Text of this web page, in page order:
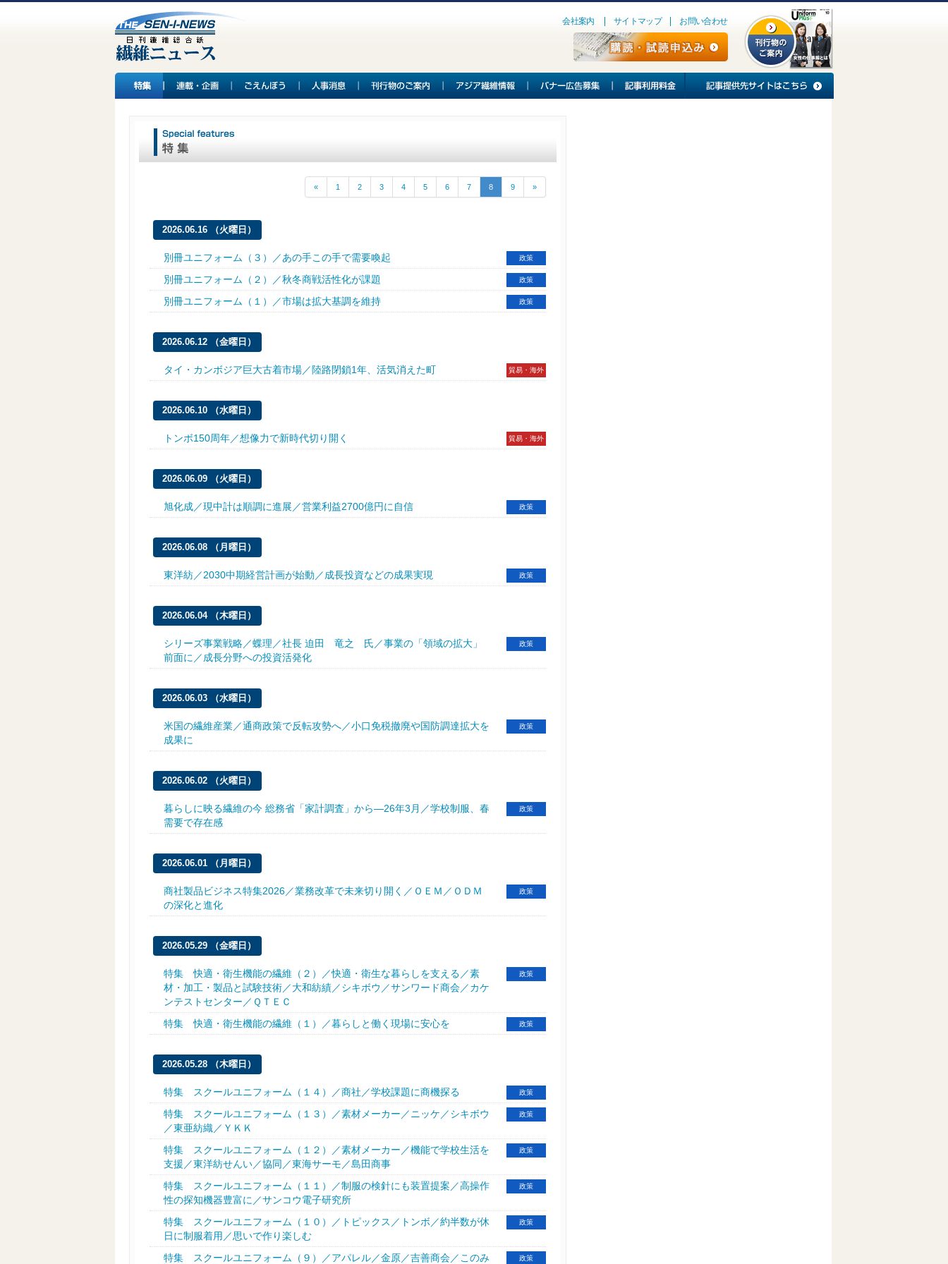
会社案内 サイトマップ お問い合わせ
« 1 2 3 4 5 6 7 8 9 »
2026.06.16 （火曜日）
別冊ユニフォーム（３）／あの手この手で需要喚起 政策
別冊ユニフォーム（２）／秋冬商戦活性化が課題 政策
別冊ユニフォーム（１）／市場は拡大基調を維持 政策
2026.06.12 （金曜日）
タイ・カンボジア巨大古着市場／陸路閉鎖1年、活気消えた町 貿易・海外
2026.06.10 （水曜日）
トンボ150周年／想像力で新時代切り開く 貿易・海外
2026.06.09 （火曜日）
旭化成／現中計は順調に進展／営業利益2700億円に自信 政策
2026.06.08 （月曜日）
東洋紡／2030中期経営計画が始動／成長投資などの成果実現 政策
2026.06.04 （木曜日）
シリーズ事業戦略／蝶理／社長 迫田 竜之 氏／事業の「領域の拡大」
前面に／成長分野への投資活発化
政策
2026.06.03 （水曜日）
米国の繊維産業／通商政策で反転攻勢へ／小口免税撤廃や国防調達拡大を
成果に
政策
2026.06.02 （火曜日）
暮らしに映る繊維の今 総務省「家計調査」から―26年3月／学校制服、春
需要で存在感
政策
2026.06.01 （月曜日）
商社製品ビジネス特集2026／業務改革で未来切り開く／ＯＥＭ／ＯＤＭ
の深化と進化
政策
2026.05.29 （金曜日）
特集 快適・衛生機能の繊維（２）／快適・衛生な暮らしを支える／素
材・加工・製品と試験技術／大和紡績／シキボウ／サンワード商会／カケ
ンテストセンター／ＱＴＥＣ
政策
特集 快適・衛生機能の繊維（１）／暮らしと働く現場に安心を 政策
2026.05.28 （木曜日）
特集 スクールユニフォーム（１４）／商社／学校課題に商機探る 政策
特集 スクールユニフォーム（１３）／素材メーカー／ニッケ／シキボウ
／東亜紡織／ＹＫＫ
政策
特集 スクールユニフォーム（１２）／素材メーカー／機能で学校生活を
支援／東洋紡せんい／協同／東海サーモ／島田商事
政策
特集 スクールユニフォーム（１１）／制服の検針にも装置提案／高操作
性の探知機器豊富に／サンコウ電子研究所
政策
特集 スクールユニフォーム（１０）／トピックス／トンボ／約半数が休
日に制服着用／思いで作り楽しむ
政策
特集 スクールユニフォーム（９）／アパレル／金原／吉善商会／このみ 政策